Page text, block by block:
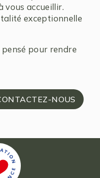
accueillir.
exceptionnelle
pour rendre
NOUS